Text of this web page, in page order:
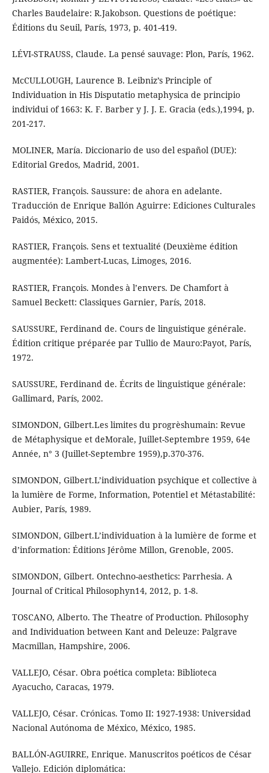
Charles Baudelaire: R.Jakobson. Questions de poétique:
Éditions du Seuil, París, 1973, p. 401-419.
LÉVI-STRAUSS, Claude. La pensé sauvage: Plon, París, 1962.
McCULLOUGH, Laurence B. Leibniz’s Principle of
Individuation in His Disputatio metaphysica de principio
individui of 1663: K. F. Barber y J. J. E. Gracia (eds.),1994, p.
201-217.
MOLINER, María. Diccionario de uso del español (DUE):
Editorial Gredos, Madrid, 2001.
RASTIER, François. Saussure: de ahora en adelante.
Traducción de Enrique Ballón Aguirre: Ediciones Culturales
Paidós, México, 2015.
RASTIER, François. Sens et textualité (Deuxième édition
augmentée): Lambert-Lucas, Limoges, 2016.
RASTIER, François. Mondes à l’envers. De Chamfort à
Samuel Beckett: Classiques Garnier, París, 2018.
SAUSSURE, Ferdinand de. Cours de linguistique générale.
Édition critique préparée par Tullio de Mauro:Payot, París,
1972.
SAUSSURE, Ferdinand de. Écrits de linguistique générale:
Gallimard, París, 2002.
SIMONDON, Gilbert.Les limites du progrèshumain: Revue
de Métaphysique et deMorale, Juillet-Septembre 1959, 64e
Année, n° 3 (Juillet-Septembre 1959),p.370-376.
SIMONDON, Gilbert.L’individuation psychique et collective à
la lumière de Forme, Information, Potentiel et Métastabilité:
Aubier, París, 1989.
SIMONDON, Gilbert.L’individuation à la lumière de forme et
d’information: Éditions Jérôme Millon, Grenoble, 2005.
SIMONDON, Gilbert. Ontechno-aesthetics: Parrhesia. A
Journal of Critical Philosophyn14, 2012, p. 1-8.
TOSCANO, Alberto. The Theatre of Production. Philosophy
and Individuation between Kant and Deleuze: Palgrave
Macmillan, Hampshire, 2006.
VALLEJO, César. Obra poética completa: Biblioteca
Ayacucho, Caracas, 1979.
VALLEJO, César. Crónicas. Tomo II: 1927-1938: Universidad
Nacional Autónoma de México, México, 1985.
BALLÓN-AGUIRRE, Enrique. Manuscritos poéticos de César
Vallejo. Edición diplomática: